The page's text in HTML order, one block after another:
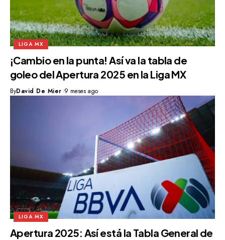
LIGA MX
¡Cambio en la punta! Así va la tabla de
goleo del Apertura 2025 en la Liga MX
ByDavid De Mier 9 meses ago
LIGA MX
Apertura 2025: Así está la Tabla General de